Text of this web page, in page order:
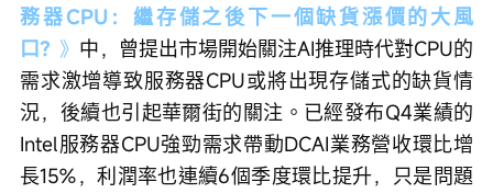
務器CPU：繼存儲之後下一個缺貨漲價的大風
口？ 》 中，曾提出市場開始關注AI推理時代對CPU的
需求激增導致服務器CPU或將出現存儲式的缺貨情
況，後續也引起華爾街的關注。已經發布Q4業績的
Intel服務器CPU強勁需求帶動DCAI業務營收環比增
長15%，利潤率也連續6個季度環比提升，只是問題